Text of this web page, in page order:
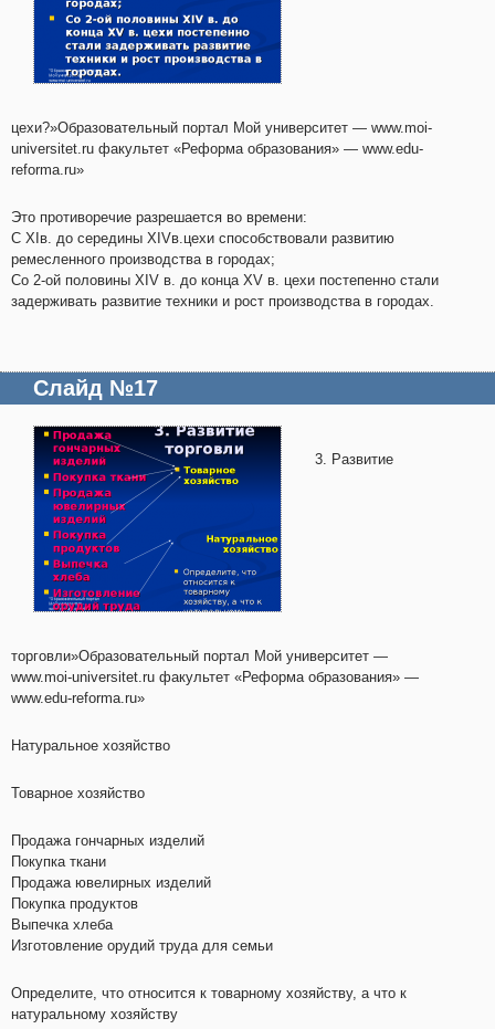
цехи?»Образовательный портал Мой университет — www.moi-
universitet.ru факультет «Реформа образования» — www.edu-
reforma.ru»
Это противоречие разрешается во времени:
С XIв. до середины XIVв.цехи способствовали развитию
ремесленного производства в городах;
Со 2-ой половины XIV в. до конца XV в. цехи постепенно стали
задерживать развитие техники и рост производства в городах.
Слайд №17
3. Развитие
торговли»Образовательный портал Мой университет —
www.moi-universitet.ru факультет «Реформа образования» —
www.edu-reforma.ru»
Натуральное хозяйство
Товарное хозяйство
Продажа гончарных изделий
Покупка ткани
Продажа ювелирных изделий
Покупка продуктов
Выпечка хлеба
Изготовление орудий труда для семьи
Определите, что относится к товарному хозяйству, а что к
натуральному хозяйству